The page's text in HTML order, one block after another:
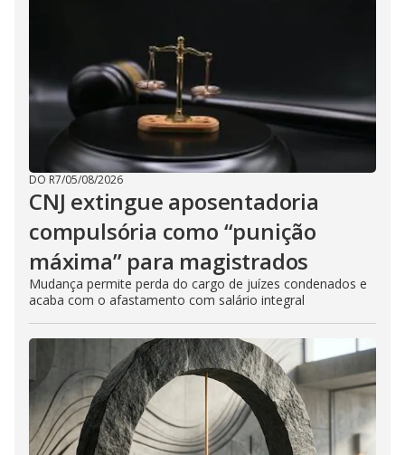
DO R7/05/08/2026
CNJ extingue aposentadoria
compulsória como “punição
máxima” para magistrados
Mudança permite perda do cargo de juízes condenados e
acaba com o afastamento com salário integral